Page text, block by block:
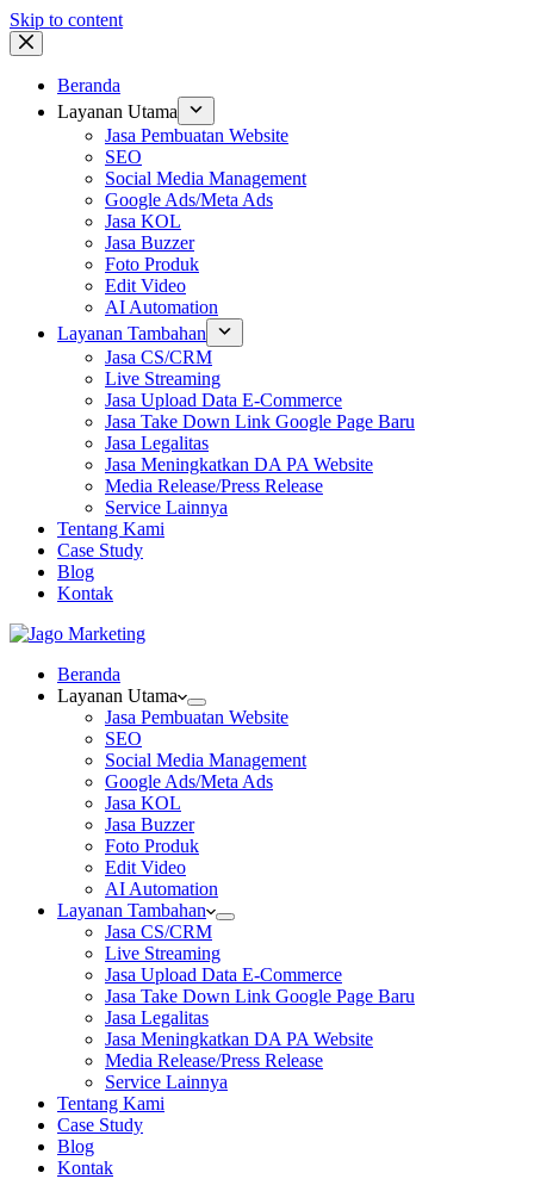
Skip to content
Beranda
Layanan Utama
Jasa Pembuatan Website
SEO
Social Media Management
Google Ads/Meta Ads
Jasa KOL
Jasa Buzzer
Foto Produk
Edit Video
AI Automation
Layanan Tambahan
Jasa CS/CRM
Live Streaming
Jasa Upload Data E-Commerce
Jasa Take Down Link Google Page Baru
Jasa Legalitas
Jasa Meningkatkan DA PA Website
Media Release/Press Release
Service Lainnya
Tentang Kami
Case Study
Blog
Kontak
Beranda
Layanan Utama
Jasa Pembuatan Website
SEO
Social Media Management
Google Ads/Meta Ads
Jasa KOL
Jasa Buzzer
Foto Produk
Edit Video
AI Automation
Layanan Tambahan
Jasa CS/CRM
Live Streaming
Jasa Upload Data E-Commerce
Jasa Take Down Link Google Page Baru
Jasa Legalitas
Jasa Meningkatkan DA PA Website
Media Release/Press Release
Service Lainnya
Tentang Kami
Case Study
Blog
Kontak